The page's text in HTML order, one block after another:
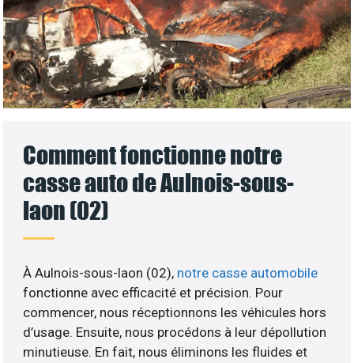
Comment fonctionne notre
casse auto de Aulnois-sous-
laon (02)
À Aulnois-sous-laon (02), notre casse automobile
fonctionne avec efficacité et précision. Pour
commencer, nous réceptionnons les véhicules hors
d’usage. Ensuite, nous procédons à leur dépollution
minutieuse. En fait, nous éliminons les fluides et